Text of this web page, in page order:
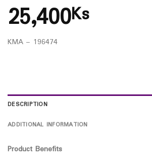
25,400Ks
KMA – 196474
DESCRIPTION
ADDITIONAL INFORMATION
Product Benefits